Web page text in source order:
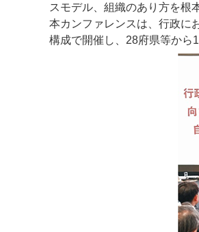
スモデル、組織のあり方を根
本カンファレンスは、行政に
構成で開催し、28府県等から